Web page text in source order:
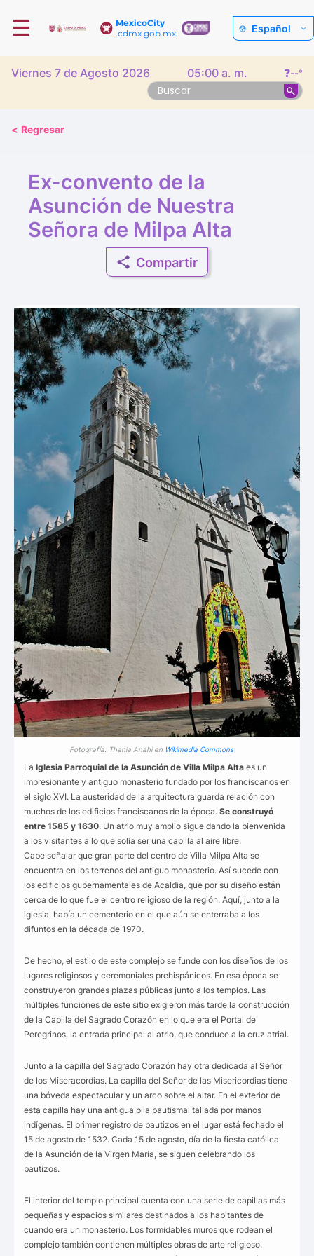
MexicoCity
.cdmx.gob.mx
☰ Español
Viernes 7 de Agosto 2026 05:00 a. m. ❓--°
< Regresar
Ex-convento de la
Asunción de Nuestra
Señora de Milpa Alta
Compartir
Fotografía: Thania Anahi en Wikimedia Commons
La Iglesia Parroquial de la Asunción de Villa Milpa Alta es un
impresionante y antiguo monasterio fundado por los franciscanos en
el siglo XVI. La austeridad de la arquitectura guarda relación con
muchos de los edificios franciscanos de la época. Se construyó
entre 1585 y 1630. Un atrio muy amplio sigue dando la bienvenida
a los visitantes a lo que solía ser una capilla al aire libre.
Cabe señalar que gran parte del centro de Villa Milpa Alta se
encuentra en los terrenos del antiguo monasterio. Así sucede con
los edificios gubernamentales de Acaldia, que por su diseño están
cerca de lo que fue el centro religioso de la región. Aquí, junto a la
iglesia, había un cementerio en el que aún se enterraba a los
difuntos en la década de 1970.
De hecho, el estilo de este complejo se funde con los diseños de los
lugares religiosos y ceremoniales prehispánicos. En esa época se
construyeron grandes plazas públicas junto a los templos. Las
múltiples funciones de este sitio exigieron más tarde la construcción
de la Capilla del Sagrado Corazón en lo que era el Portal de
Peregrinos, la entrada principal al atrio, que conduce a la cruz atrial.
Junto a la capilla del Sagrado Corazón hay otra dedicada al Señor
de los Miseracordias. La capilla del Señor de las Misericordias tiene
una bóveda espectacular y un arco sobre el altar. En el exterior de
esta capilla hay una antigua pila bautismal tallada por manos
indígenas. El primer registro de bautizos en el lugar está fechado el
15 de agosto de 1532. Cada 15 de agosto, día de la fiesta católica
de la Asunción de la Virgen María, se siguen celebrando los
bautizos.
El interior del templo principal cuenta con una serie de capillas más
pequeñas y espacios similares destinados a los habitantes de
cuando era un monasterio. Los formidables muros que rodean el
complejo también contienen múltiples obras de arte religioso.